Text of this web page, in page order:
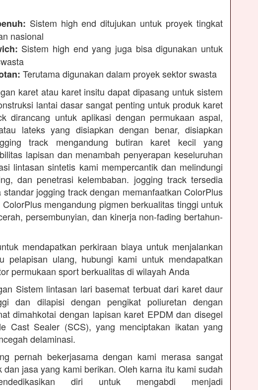
Sistem high end ditujukan untuk proyek tingkat
nasional
Sistem high end yang juga bisa digunakan untuk
Terutama digunakan dalam proyek sektor swasta
karet atau karet insitu dapat dipasang untuk sistem
lantai dasar sangat penting untuk produk karet
dirancang untuk aplikasi dengan permukaan aspal,
lateks yang disiapkan dengan benar, disiapkan
track mengandung butiran karet kecil yang
lapisan dan menambah penyerapan keseluruhan
lintasan sintetis kami mempercantik dan melindungi
dan penetrasi kelembaban. jogging track tersedia
jogging track dengan memanfaatkan ColorPlus
mengandung pigmen berkualitas tinggi untuk
persembunyian, dan kinerja non-fading bertahun-
mendapatkan perkiraan biaya untuk menjalankan
pelapisan ulang, hubungi kami untuk mendapatkan
permukaan sport berkualitas di wilayah Anda
Sistem lintasan lari basemat terbuat dari karet daur
dan dilapisi dengan pengikat poliuretan dengan
dimahkotai dengan lapisan karet EPDM dan disegel
Cast Sealer (SCS), yang menciptakan ikatan yang
delaminasi.
pernah bekerjasama dengan kami merasa sangat
dan jasa yang kami berikan. Oleh karna itu kami sudah
diri untuk mengabdi menjadi